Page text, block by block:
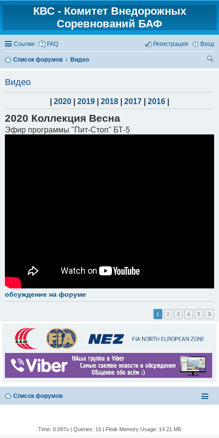
КВС - Комитет Внедорожных
Соревнований БАФ
Ссылки FAQ Вход
Регистрация
Список форумов
Видео
Видео
2020 2019 2018 2017 2016
2020 Коллекция Весна
Эфир программы "Пит-Стоп" БТ-5
обсуждение на форуме
1 2 3 4 5
Список форумов
Time: 0.097s Queries: 15| Peak Memory Usage: 14.21 МБ